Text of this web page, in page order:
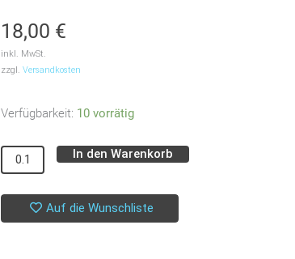
18,00 €
inkl. MwSt.
zzgl. Versandkosten
Verfügbarkeit: 10 vorrätig
Popeline
SYAS
//
Wiggly
Verticals
In den Warenkorb
Auf die Wunschliste